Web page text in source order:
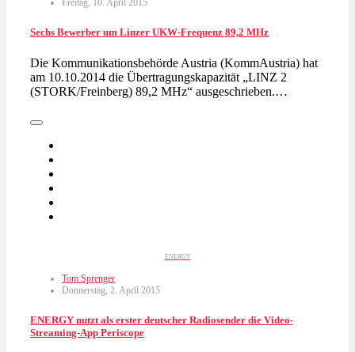
Sechs Bewerber um Linzer UKW-Frequenz 89,2 MHz
Die Kommunikationsbehörde Austria (KommAustria) hat
am 10.10.2014 die Übertragungskapazität „LINZ 2
(STORK/Freinberg) 89,2 MHz“ ausgeschrieben.…
ENERGY
Tom Sprenger
Donnerstag, 2. April 2015
ENERGY nutzt als erster deutscher Radiosender die Video-
Streaming-App Periscope